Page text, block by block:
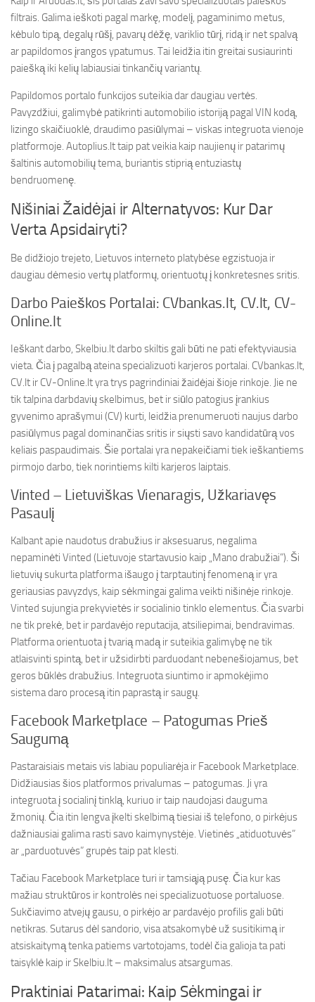
filtrais. Galima ieškoti pagal markę, modelį, pagaminimo metus,
kėbulo tipą, degalų rūšį, pavarų dėžę, variklio tūrį, ridą ir net spalvą
ar papildomos įrangos ypatumus. Tai leidžia itin greitai susiaurinti
paiešką iki kelių labiausiai tinkančių variantų.
Papildomos portalo funkcijos suteikia dar daugiau vertės.
Pavyzdžiui, galimybė patikrinti automobilio istoriją pagal VIN kodą,
lizingo skaičiuoklė, draudimo pasiūlymai – viskas integruota vienoje
platformoje. Autoplius.lt taip pat veikia kaip naujienų ir patarimų
šaltinis automobilių tema, buriantis stiprią entuziastų
bendruomenę.
Nišiniai Žaidėjai ir Alternatyvos: Kur Dar
Verta Apsidairyti?
Be didžiojo trejeto, Lietuvos interneto platybėse egzistuoja ir
daugiau dėmesio vertų platformų, orientuotų į konkretesnes sritis.
Darbo Paieškos Portalai: CVbankas.lt, CV.lt, CV-
Online.lt
Ieškant darbo, Skelbiu.lt darbo skiltis gali būti ne pati efektyviausia
vieta. Čia į pagalbą ateina specializuoti karjeros portalai. CVbankas.lt,
CV.lt ir CV-Online.lt yra trys pagrindiniai žaidėjai šioje rinkoje. Jie ne
tik talpina darbdavių skelbimus, bet ir siūlo patogius įrankius
gyvenimo aprašymui (CV) kurti, leidžia prenumeruoti naujus darbo
pasiūlymus pagal dominančias sritis ir siųsti savo kandidatūrą vos
keliais paspaudimais. Šie portalai yra nepakeičiami tiek ieškantiems
pirmojo darbo, tiek norintiems kilti karjeros laiptais.
Vinted – Lietuviškas Vienaragis, Užkariavęs
Pasaulį
Kalbant apie naudotus drabužius ir aksesuarus, negalima
nepaminėti Vinted (Lietuvoje startavusio kaip „Mano drabužiai”). Ši
lietuvių sukurta platforma išaugo į tarptautinį fenomeną ir yra
geriausias pavyzdys, kaip sėkmingai galima veikti nišinėje rinkoje.
Vinted sujungia prekyvietės ir socialinio tinklo elementus. Čia svarbi
ne tik prekė, bet ir pardavėjo reputacija, atsiliepimai, bendravimas.
Platforma orientuota į tvarią madą ir suteikia galimybę ne tik
atlaisvinti spintą, bet ir užsidirbti parduodant nebenešiojamus, bet
geros būklės drabužius. Integruota siuntimo ir apmokėjimo
sistema daro procesą itin paprastą ir saugų.
Facebook Marketplace – Patogumas Prieš
Saugumą
Pastaraisiais metais vis labiau populiarėja ir Facebook Marketplace.
Didžiausias šios platformos privalumas – patogumas. Ji yra
integruota į socialinį tinklą, kuriuo ir taip naudojasi dauguma
žmonių. Čia itin lengva įkelti skelbimą tiesiai iš telefono, o pirkėjus
dažniausiai galima rasti savo kaimynystėje. Vietinės „atiduotuvės”
ar „parduotuvės” grupės taip pat klesti.
Tačiau Facebook Marketplace turi ir tamsiąją pusę. Čia kur kas
mažiau struktūros ir kontrolės nei specializuotuose portaluose.
Sukčiavimo atvejų gausu, o pirkėjo ar pardavėjo profilis gali būti
netikras. Sutarus dėl sandorio, visa atsakomybė už susitikimą ir
atsiskaitymą tenka patiems vartotojams, todėl čia galioja ta pati
taisyklė kaip ir Skelbiu.lt – maksimalus atsargumas.
Praktiniai Patarimai: Kaip Sėkmingai ir